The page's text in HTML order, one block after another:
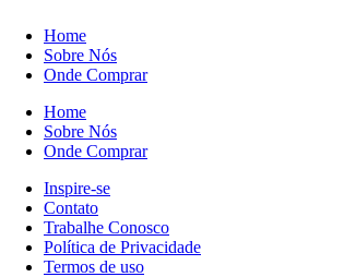
Home
Sobre Nós
Onde Comprar
Home
Sobre Nós
Onde Comprar
Inspire-se
Contato
Trabalhe Conosco
Política de Privacidade
Termos de uso